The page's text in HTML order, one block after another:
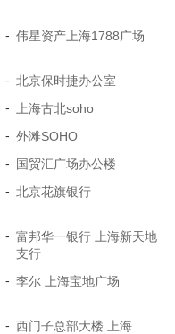
- 伟星资产上海1788广场
- 北京保时捷办公室
- 上海古北soho
- 外滩SOHO
- 国贸汇广场办公楼
- 北京花旗银行
- 富邦华一银行 上海新天地
支行
- 李尔 上海宝地广场
- 西门子总部大楼 上海